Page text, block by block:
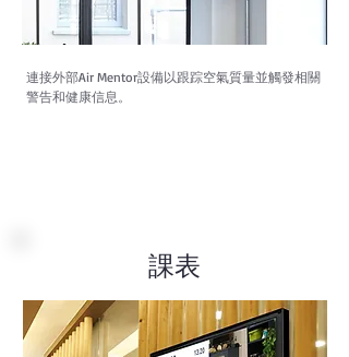
連接外部Air Mentor設備以跟踪空氣質量並觸發相關
警告和健康信息。
課表